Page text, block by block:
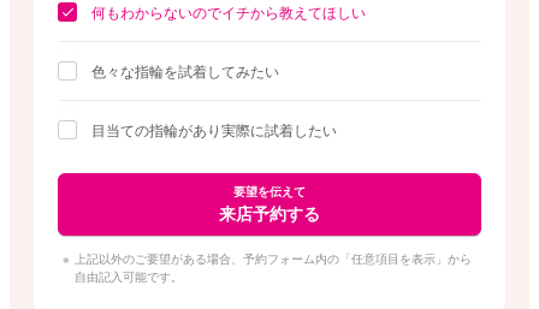
何もわからないのでイチから教えてほしい
色々な指輪を試着してみたい
目当ての指輪があり実際に試着したい
要望を伝えて
来店予約する
上記以外のご要望がある場合、予約フォーム内の「任意項目を表示」から
自由記入可能です。